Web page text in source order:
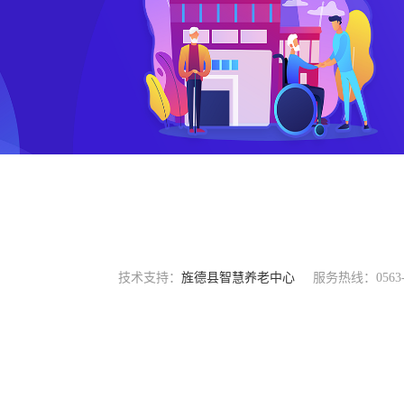
技术支持： 旌德县智慧养老中心服务热线：0563-